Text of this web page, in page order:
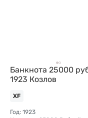
Банкнота 25000
1923 Козлов
XF
Год: 1923